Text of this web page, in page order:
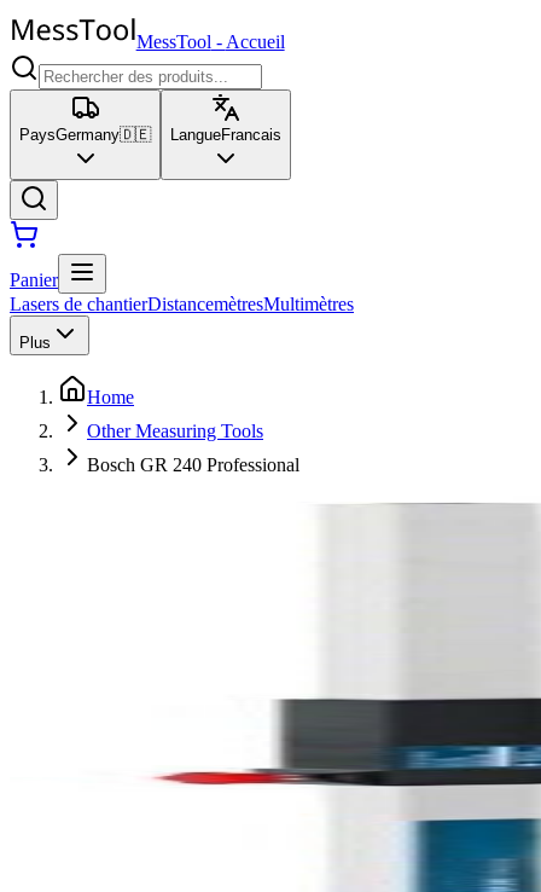
MessTool - Accueil
PaysGermany🇩🇪 LangueFrancais
Panier
Lasers de chantierDistancemètresMultimètres
Plus
Home
Other Measuring Tools
Bosch GR 240 Professional